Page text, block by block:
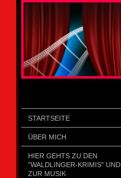
STARTSEITE
ÜBER MICH
HIER GEHTS ZU DEN
"WALDLINGER-KRIMIS" UND
ZUR MUSIK